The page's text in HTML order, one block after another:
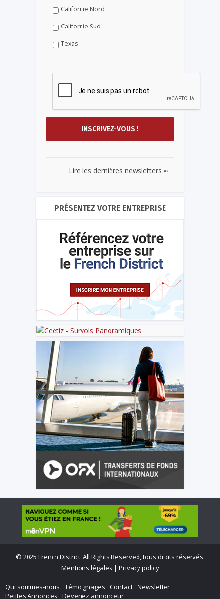
Californie Nord
Californie Sud
Texas
Lire les dernières newsletters ...
PRÉSENTEZ VOTRE ENTREPRISE
© 2025 French District. All Rights Reserved, tous droits réservés.
Mentions légales | Privacy policy
Qui sommes-nous Témoignages Contact Newsletter
Petites Annonces
Devenez annonceur